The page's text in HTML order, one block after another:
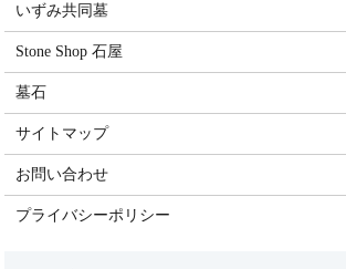
いずみ共同墓
Stone Shop 石屋
墓石
サイトマップ
お問い合わせ
プライバシーポリシー